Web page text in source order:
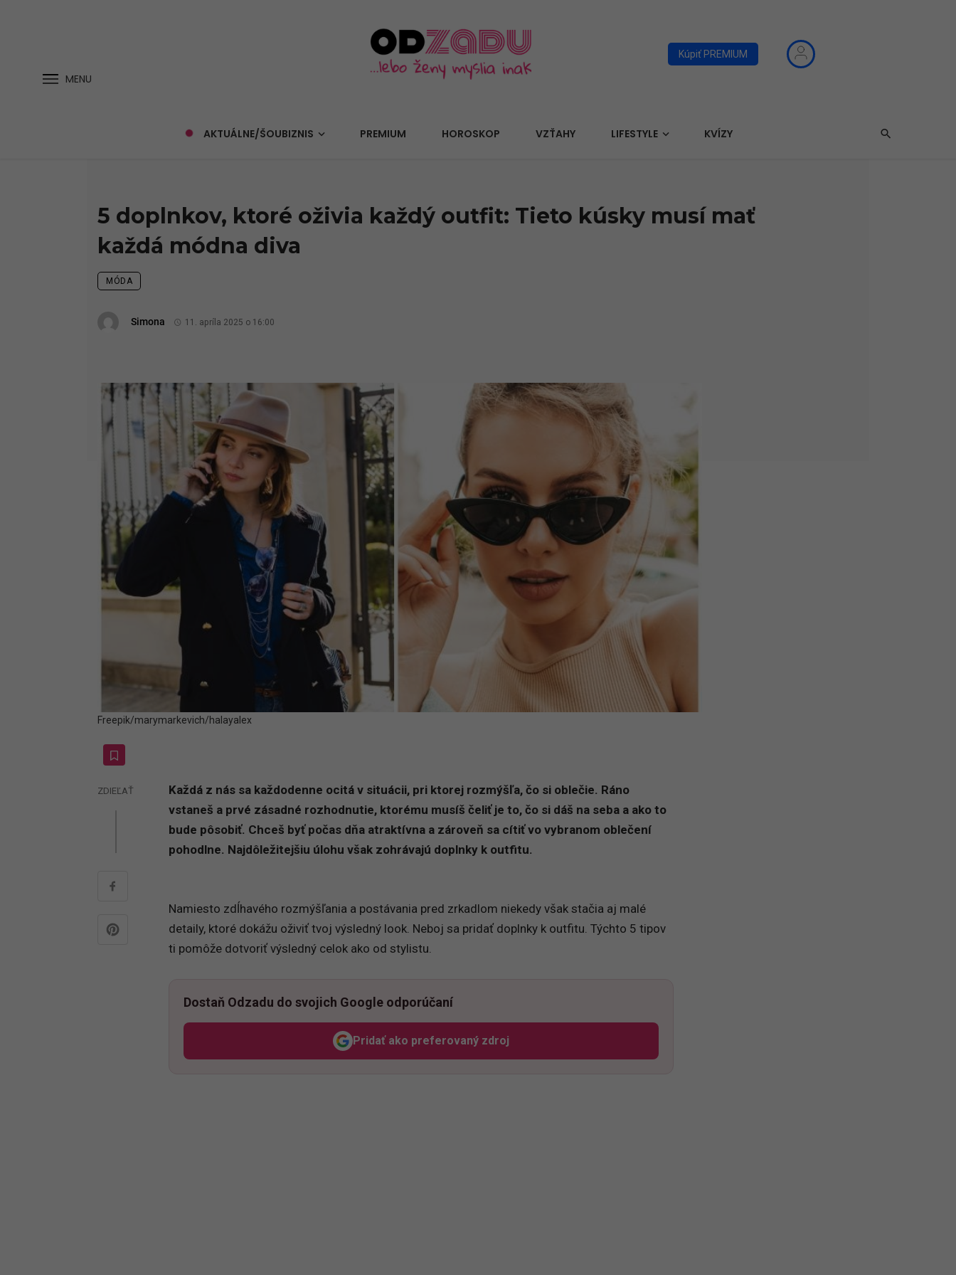
MENU
Kúpiť PREMIUM
AKTUÁLNE/ŠOUBIZNIS PREMIUM HOROSKOP VZŤAHY LIFESTYLE KVÍZY
5 doplnkov, ktoré oživia každý outfit: Tieto kúsky musí mať
každá módna diva
MÓDA
Simona 11. apríla 2025 o 16:00
Freepik/marymarkevich/halayalex
ZDIEĽAŤ
Každá z nás sa každodenne ocitá v situácii, pri ktorej rozmýšľa, čo si oblečie. Ráno
vstaneš a prvé zásadné rozhodnutie, ktorému musíš čeliť je to, čo si dáš na seba a ako to
bude pôsobiť. Chceš byť počas dňa atraktívna a zároveň sa cítiť vo vybranom oblečení
pohodlne. Najdôležitejšiu úlohu však zohrávajú doplnky k outfitu.
Namiesto zdĺhavého rozmýšľania a postávania pred zrkadlom niekedy však stačia aj malé
detaily, ktoré dokážu oživiť tvoj výsledný look. Neboj sa pridať doplnky k outfitu. Týchto 5 tipov
ti pomôže dotvoriť výsledný celok ako od stylistu.
Dostaň Odzadu do svojich Google odporúčaní
Pridať ako preferovaný zdroj
Odzadu, odkaz sa otvorí v novom okne